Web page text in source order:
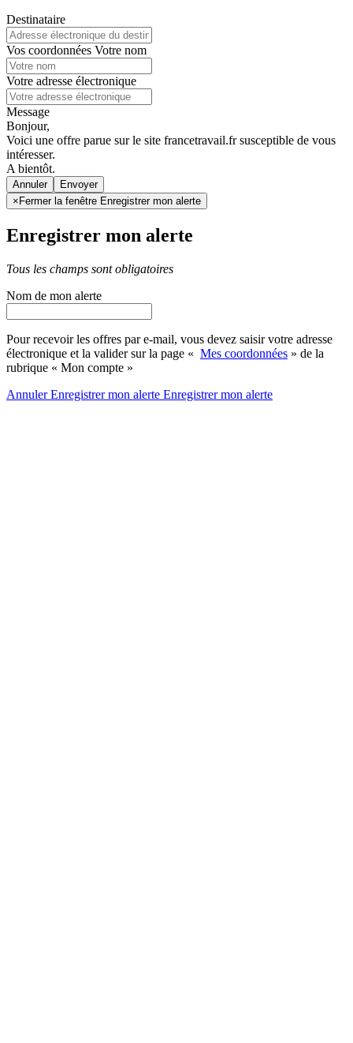
Destinataire
Vos coordonnées Votre nom
Votre adresse électronique
Message
Bonjour,
Voici une offre parue sur le site francetravail.fr susceptible de vous
intéresser.
A bientôt.
Annuler
× Fermer la fenêtre Enregistrer mon alerte
Enregistrer mon alerte
Tous les champs sont obligatoires
Nom de mon alerte
Pour recevoir les offres par e-mail, vous devez saisir votre adresse
électronique et la valider sur la page « Mes coordonnées » de la
rubrique « Mon compte »
AnnulerEnregistrer mon alerte Enregistrermon alerte